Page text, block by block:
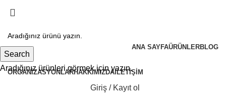
ANA SAYFAÜRÜNLERBLOG
ORGANIZASYONLARHAKKIMIZDAİLETIŞIM
Giriş / Kayıt ol
Search
Aradığınız ürünleri görmek için yazın.